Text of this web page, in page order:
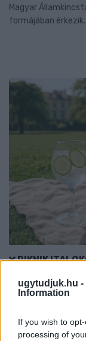
ugytudjuk.hu -
Information
If you wish to
processing of
Magyar
formájában érkezik.
PIKNIK
Ahogy tavaszodik
támad kedve